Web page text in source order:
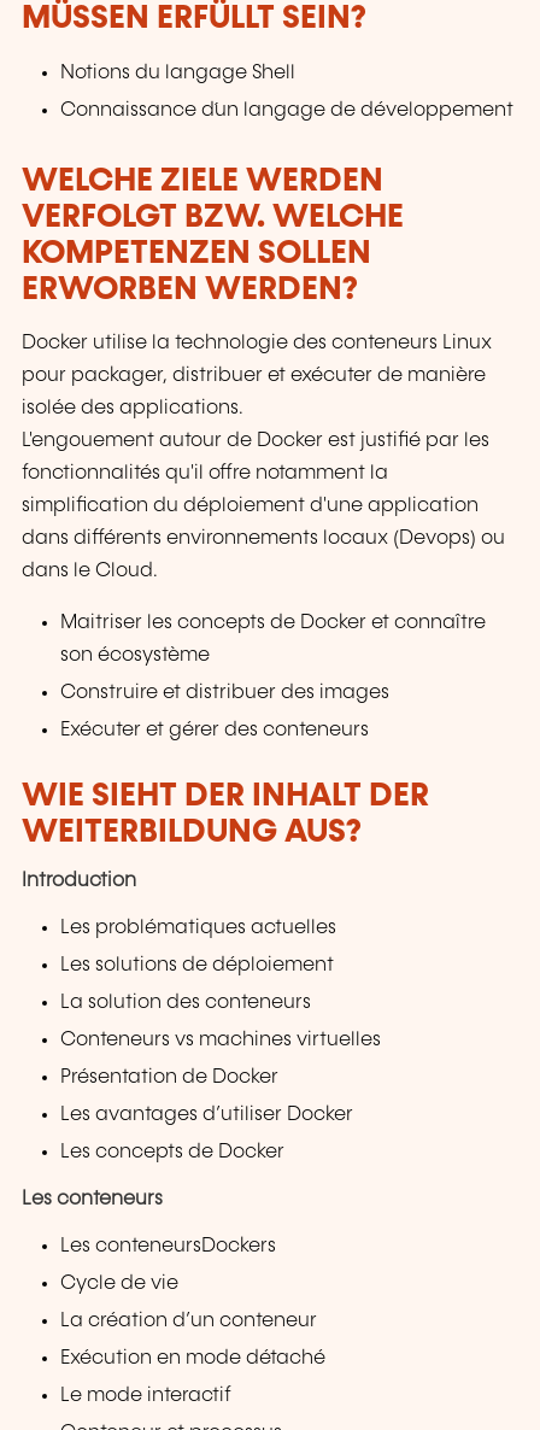
MÜSSEN ERFÜLLT SEIN?
Notions du langage Shell
Connaissance d´un langage de développement
WELCHE ZIELE WERDEN
VERFOLGT BZW. WELCHE
KOMPETENZEN SOLLEN
ERWORBEN WERDEN?
Docker utilise la technologie des conteneurs Linux
pour packager, distribuer et exécuter de manière
isolée des applications.
L'engouement autour de Docker est justifié par les
fonctionnalités qu'il offre notamment la
simplification du déploiement d'une application
dans différents environnements locaux (Devops) ou
dans le Cloud.
Maitriser les concepts de Docker et connaître
son écosystème
Construire et distribuer des images
Exécuter et gérer des conteneurs
WIE SIEHT DER INHALT DER
WEITERBILDUNG AUS?
Introduction
Les problématiques actuelles
Les solutions de déploiement
La solution des conteneurs
Conteneurs vs machines virtuelles
Présentation de Docker
Les avantages d’utiliser Docker
Les concepts de Docker
Les conteneurs
Les conteneursDockers
Cycle de vie
La création d’un conteneur
Exécution en mode détaché
Le mode interactif